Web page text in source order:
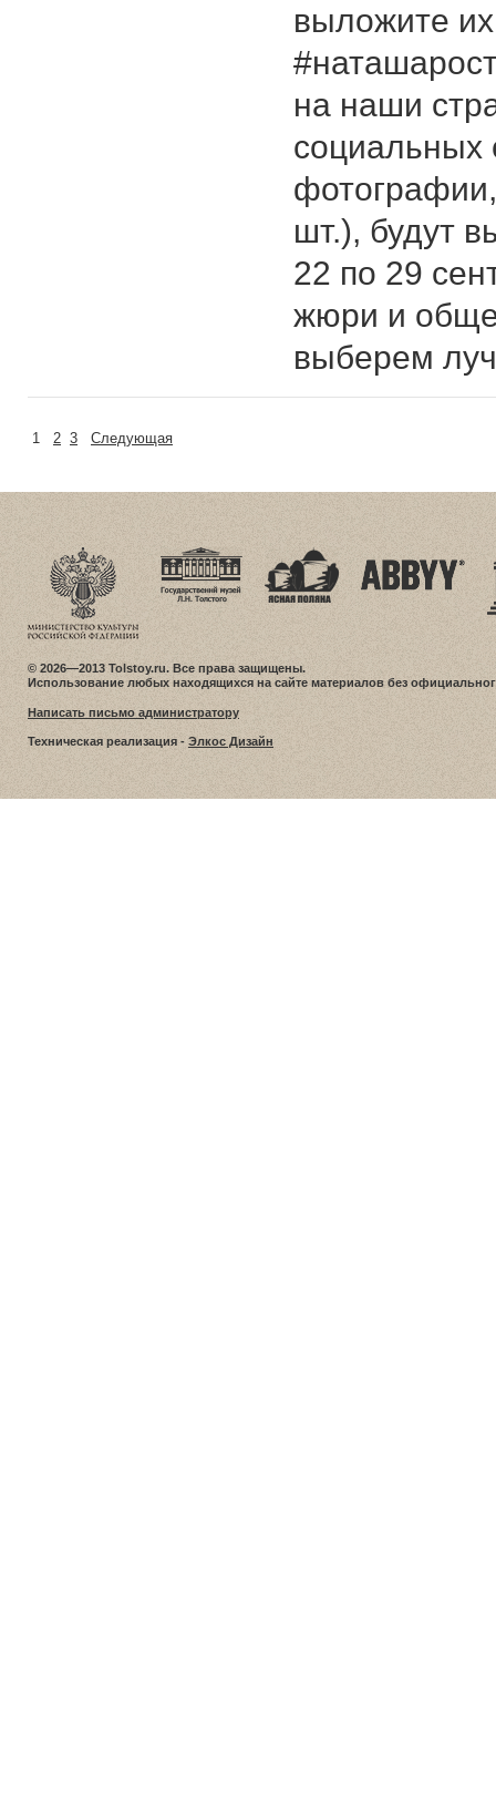
выложите
на наши
социальных
шт.), будут
22 по 29
жюри и
выберем
1 2 3 Следующая
© 2026—2013 Tolstoy.ru. Все права защищены.
Использование любых находящихся на сайте материалов без
Написать письмо администратору
Техническая реализация - Элкос Дизайн